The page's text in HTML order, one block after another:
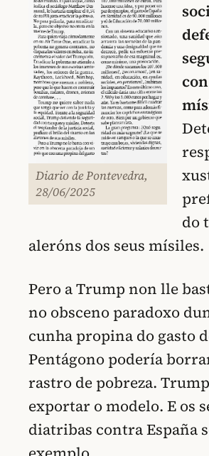
Diario de Pontevedra,
28/06/2025
do
aleróns dos seus mísiles.
Pero a Trump non lle
no obsceno paradoxo
cunha propina do gasto
Pentágono podería
rastro de pobreza.
exportar o modelo. E os
diatribas contra España